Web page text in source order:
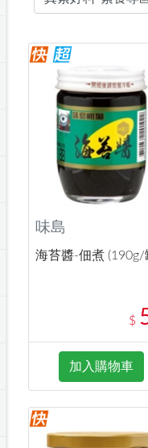
開架/身體保養
成人/嬰兒紙尿褲
味島
海苔醬-佃煮 (190g/
$
加入購物車